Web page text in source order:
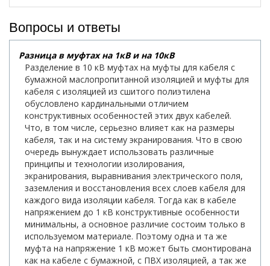
Вопросы и ответы
Разница в муфтах на 1кВ и на 10кВ
Разделение в 10 кВ муфтах на муфты для кабеля с
бумажной маслопропитанной изоляцией и муфты для
кабеля с изоляцией из сшитого полиэтилена
обусловлено кардинальными отличием
конструктивных особенностей этих двух кабелей.
Что, в том числе, серьезно влияет как на размеры
кабеля, так и на систему экранирования. Что в свою
очередь вынуждает использовать различные
принципы и технологии изолирования,
экранирования, выравнивания электрического поля,
заземления и восстановления всех слоев кабеля для
каждого вида изоляции кабеля. Тогда как в кабеле
напряжением до 1 кВ конструктивные особенности
минимальны, а основное различие состоим только в
используемом материале. Поэтому одна и та же
муфта на напряжение 1 кВ может быть смонтирована
как на кабеле с бумажной, с ПВХ изоляцией, а так же